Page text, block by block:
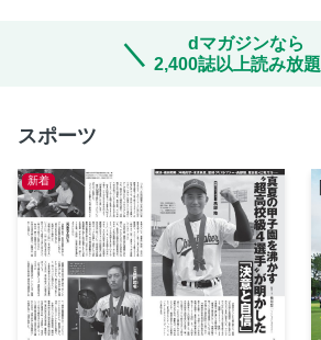
dマガジンなら
2,400誌以上読み放題
スポーツ
新着